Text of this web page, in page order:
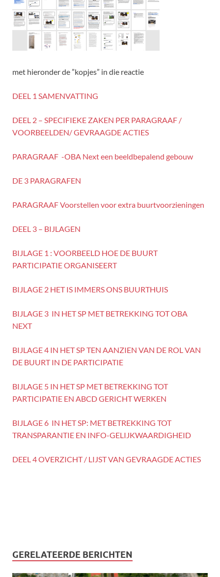
met hieronder de ”kopjes” in die reactie
DEEL 1 SAMENVATTING
DEEL 2 – SPECIFIEKE ZAKEN PER PARAGRAAF /
VOORBEELDEN/ GEVRAAGDE ACTIES
PARAGRAAF -OBA Next een beeldbepalend gebouw
DE 3 PARAGRAFEN
PARAGRAAF Voorstellen voor extra buurtvoorzieningen
DEEL 3 – BIJLAGEN
BIJLAGE 1 : VOORBEELD HOE DE BUURT
PARTICIPATIE ORGANISEERT
BIJLAGE 2 HET IS IMMERS ONS BUURTHUIS
BIJLAGE 3 IN HET SP MET BETREKKING TOT OBA
NEXT
BIJLAGE 4 IN HET SP TEN AANZIEN VAN DE ROL VAN
DE BUURT IN DE PARTICIPATIE
BIJLAGE 5 IN HET SP MET BETREKKING TOT
PARTICIPATIE EN ABCD GERICHT WERKEN
BIJLAGE 6 IN HET SP: MET BETREKKING TOT
TRANSPARANTIE EN INFO-GELIJKWAARDIGHEID
DEEL 4 OVERZICHT / LIJST VAN GEVRAAGDE ACTIES
GERELATEERDE BERICHTEN